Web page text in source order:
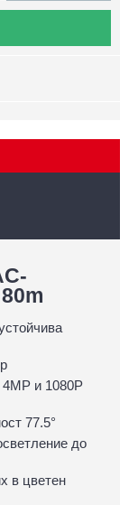
и 1080P
77.5°
до
в цветен